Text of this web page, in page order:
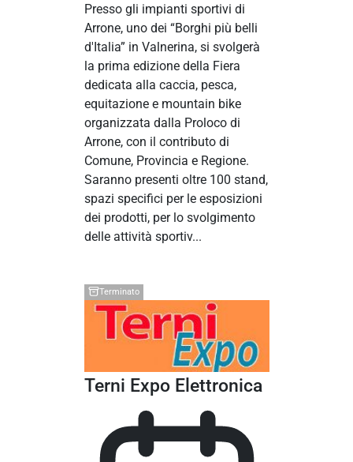
Presso gli impianti sportivi di
Arrone, uno dei “Borghi più belli
d'Italia” in Valnerina, si svolgerà
la prima edizione della Fiera
dedicata alla caccia, pesca,
equitazione e mountain bike
organizzata dalla Proloco di
Arrone, con il contributo di
Comune, Provincia e Regione.
Saranno presenti oltre 100 stand,
spazi specifici per le esposizioni
dei prodotti, per lo svolgimento
delle attività sportiv...
Terminato
Terni Expo Elettronica